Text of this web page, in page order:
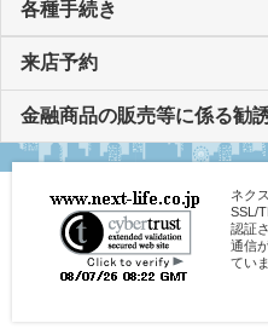
各種手続き
来店予約
金融商品の販売等に係る勧
ネク
SSL/
認証
通信
てい